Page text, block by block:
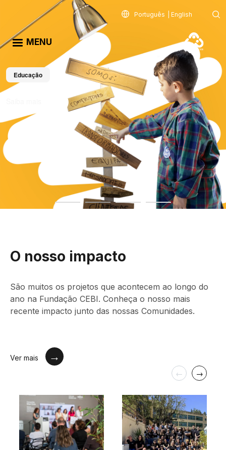
Passar para o conteúdo principal
Português English
MENU
Educação
O nosso impacto
São muitos os projetos que acontecem ao longo do
ano na Fundação CEBI. Conheça o nosso mais
recente impacto junto das nossas Comunidades.
Ver mais
← →